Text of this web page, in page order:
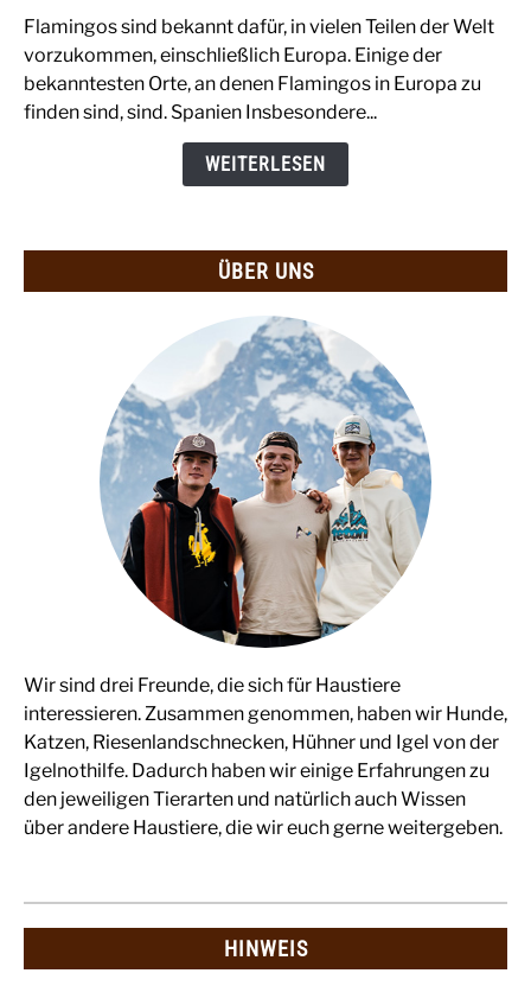
Wo
gibt
es
Flamingos
Flamingos sind bekannt dafür, in vielen Teilen der Welt
vorzukommen, einschließlich Europa. Einige der
bekanntesten Orte, an denen Flamingos in Europa zu
finden sind, sind. Spanien Insbesondere...
WEITERLESEN
ÜBER UNS
Wir sind drei Freunde, die sich für Haustiere
interessieren. Zusammen genommen, haben wir Hunde,
Katzen, Riesenlandschnecken, Hühner und Igel von der
Igelnothilfe. Dadurch haben wir einige Erfahrungen zu
den jeweiligen Tierarten und natürlich auch Wissen
über andere Haustiere, die wir euch gerne weitergeben.
HINWEIS